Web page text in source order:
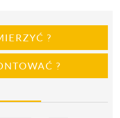
?
?